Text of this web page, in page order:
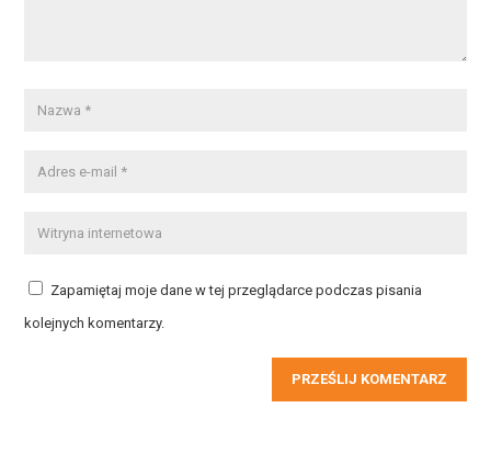
Zapamiętaj moje dane w tej przeglądarce podczas pisania
kolejnych komentarzy.
PRZEŚLIJ KOMENTARZ